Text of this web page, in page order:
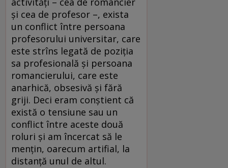
şi cea de profesor –, exista
un conflict între persoana
profesorului universitar, care
este strîns legată de poziţia
sa profesională şi persoana
romancierului, care este
anarhică, obsesivă şi fără
griji. Deci eram conştient că
există o tensiune sau un
conflict între aceste două
roluri şi am încercat să le
menţin, oarecum artifial, la
distanţă unul de altul.